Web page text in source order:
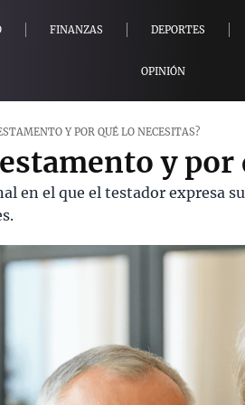
FINANZAS DEPORTES
OPINIÓN
Y POR QUÉ LO NECESITAS?
y
en el que el testador expresa